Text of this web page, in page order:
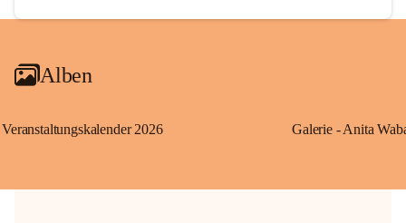
Alben
Veranstaltungskalender 2026 Galerie - Anita